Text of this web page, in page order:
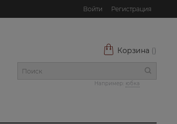
Войти Регистрация
Корзина ()
Например: юбка